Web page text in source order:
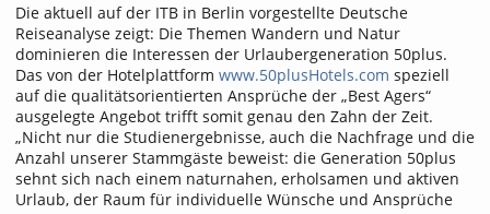
Die aktuell auf der ITB in Berlin vorgestellte Deutsche
Reiseanalyse zeigt: Die Themen Wandern und Natur
dominieren die Interessen der Urlaubergeneration 50plus.
Das von der Hotelplattform www.50plusHotels.com speziell
auf die qualitätsorientierten Ansprüche der „Best Agers“
ausgelegte Angebot trifft somit genau den Zahn der Zeit.
„Nicht nur die Studienergebnisse, auch die Nachfrage und die
Anzahl unserer Stammgäste beweist: die Generation 50plus
sehnt sich nach einem naturnahen, erholsamen und aktiven
Urlaub, der Raum für individuelle Wünsche und Ansprüche